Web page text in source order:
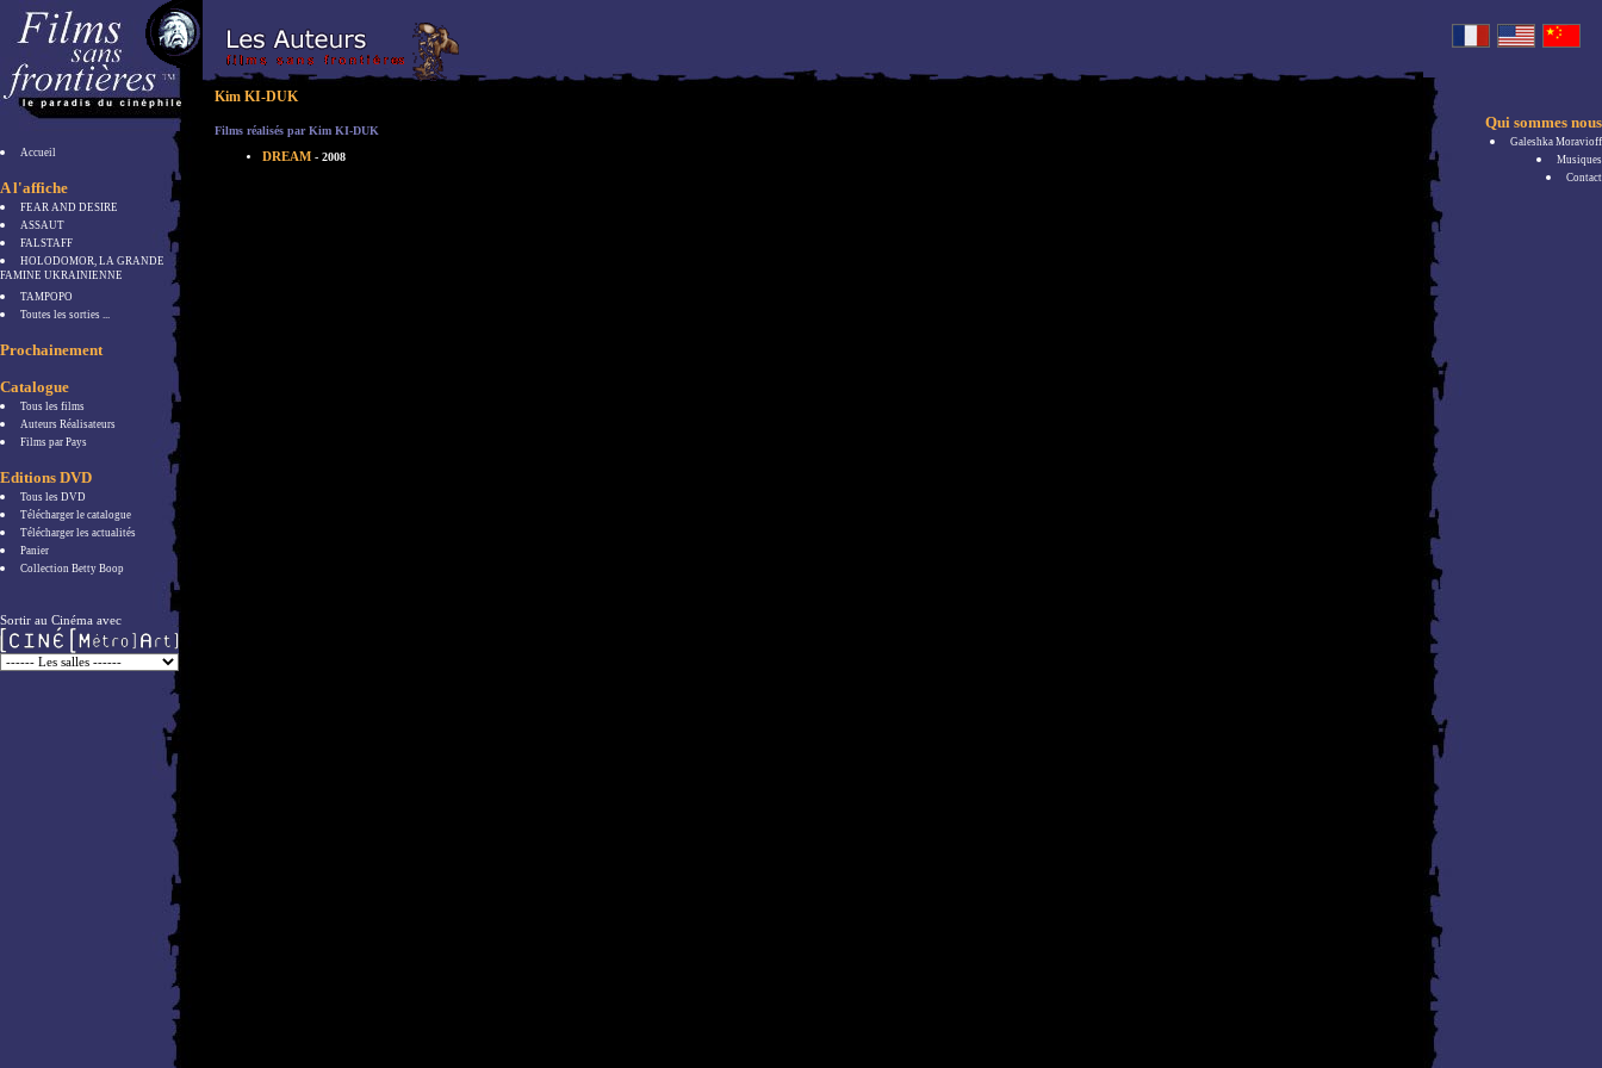
Accueil
A l'affiche
FEAR AND DESIRE
ASSAUT
FALSTAFF
HOLODOMOR, LA GRANDE
FAMINE UKRAINIENNE
TAMPOPO
Toutes les sorties ...
Prochainement
Catalogue
Tous les films
Auteurs Réalisateurs
Films par Pays
Editions DVD
Tous les DVD
Télécharger le catalogue
Télécharger les actualités
Panier
Collection Betty Boop
Sortir au Cinéma avec
Kim KI-DUK
Films réalisés par Kim KI-DUK
DREAM - 2008
Qui sommes nous
Galeshka Moravioff
Musiques
Contact